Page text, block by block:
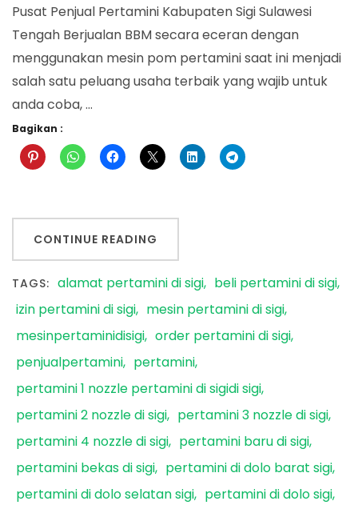
Pusat Penjual Pertamini Kabupaten Sigi Sulawesi
Tengah Berjualan BBM secara eceran dengan
menggunakan mesin pom pertamini saat ini menjadi
salah satu peluang usaha terbaik yang wajib untuk
anda coba, …
Bagikan :
CONTINUE READING
TAGS: alamat pertamini di sigi
beli pertamini di sigi
izin pertamini di sigi
mesin pertamini di sigi
mesinpertaminidisigi order pertamini di sigi
penjualpertamini
pertamini
pertamini 1 nozzle pertamini di sigidi sigi
pertamini 2 nozzle di sigi
pertamini 3 nozzle di sigi
pertamini 4 nozzle di sigi
pertamini baru di sigi
pertamini bekas di sigi
pertamini di dolo barat sigi
pertamini di dolo selatan sigi
pertamini di dolo sigi